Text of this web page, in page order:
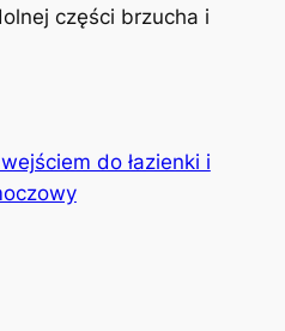
części brzucha i